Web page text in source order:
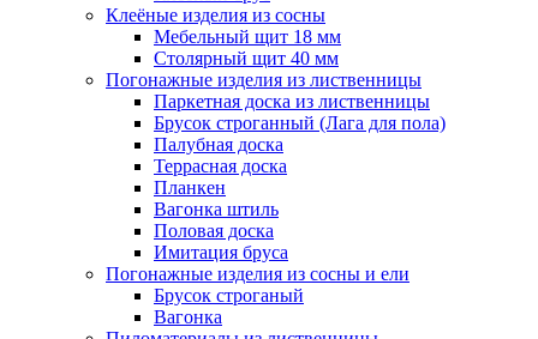
Клеёные изделия из сосны
Мебельный щит 18 мм
Столярный щит 40 мм
Погонажные изделия из лиственницы
Паркетная доска из лиственницы
Брусок строганный (Лага для пола)
Палубная доска
Террасная доска
Планкен
Вагонка штиль
Половая доска
Имитация бруса
Погонажные изделия из сосны и ели
Брусок строганый
Вагонка